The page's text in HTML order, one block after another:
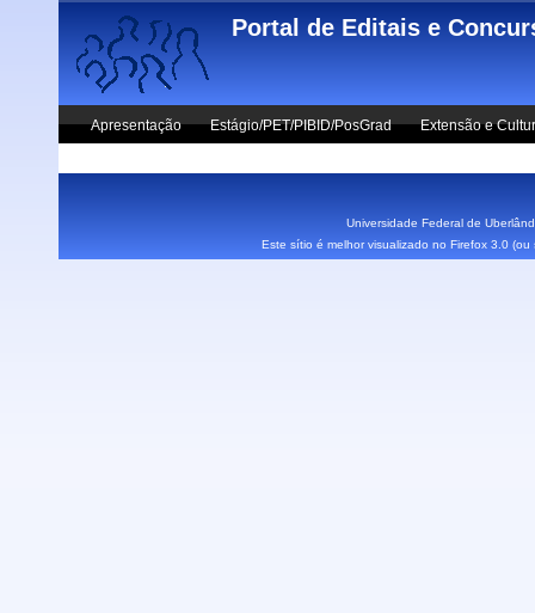
Skip to main content
Portal de Editais e
Apresentação Estágio/PET/PIBID/PosGrad Extensão e
Universidade Federal de
Este sítio é melhor visualizado no Firefox 3.0